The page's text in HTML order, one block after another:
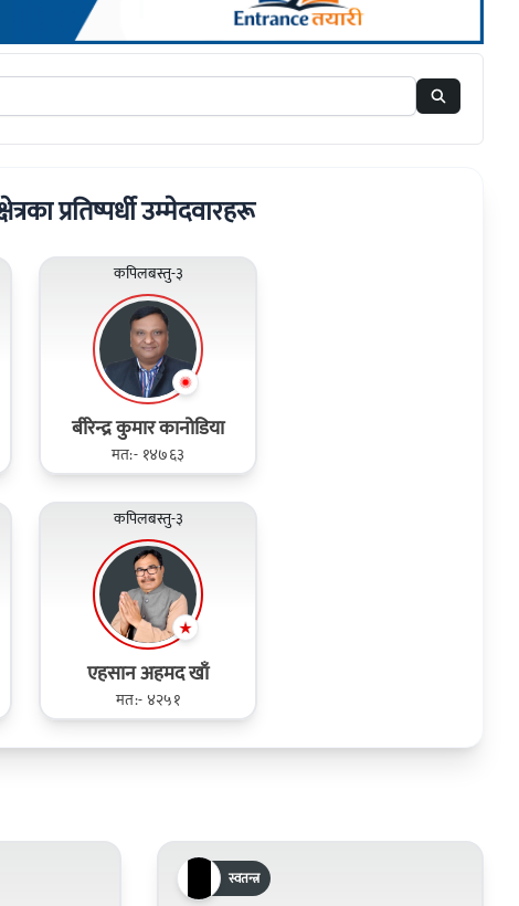
प्रतिष्पर्धी उम्मेदवारहरू
कपिलबस्तु-३
बीरेन्द्र कुमार कानोडिया
मत:- १४७६३
कपिलबस्तु-३
एहसान अहमद खाँ
मत:- ४२५१
स्वतन्त्र